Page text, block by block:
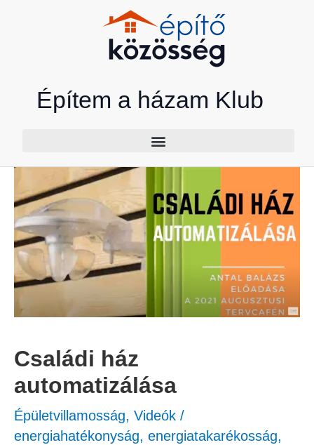
Építem a házam Klub
Családi ház
automatizálása
Épületvillamosság, Videók /
energiahatékonyság, energiatakarékosság,